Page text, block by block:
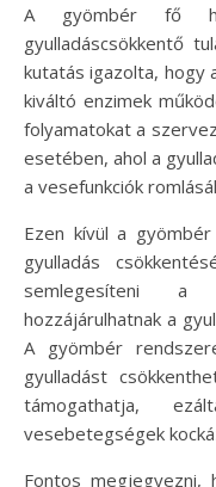
A gyömbér fő
gyulladáscsökkentő
kutatás igazolta, hogy
kiváltó enzimek
folyamatokat a
esetében, ahol a
a vesefunkciók
Ezen kívül a
gyulladás
semlegesíteni a
hozzájárulhatnak a
A gyömbér
gyulladást
támogathatja,
vesebetegségek
Fontos megjegyezni,